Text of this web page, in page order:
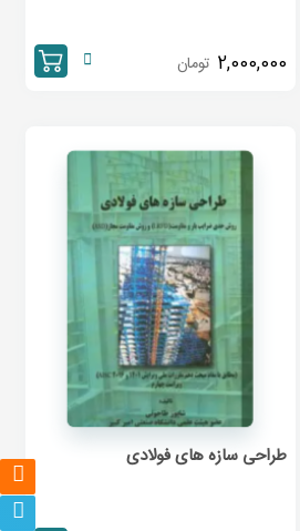
2,000,000 تومان
طراحی سازه های فولادی